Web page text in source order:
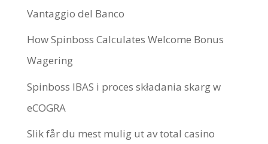
Vantaggio del Banco
How Spinboss Calculates Welcome Bonus
Wagering
Spinboss IBAS i proces składania skarg w
eCOGRA
Slik får du mest mulig ut av total casino